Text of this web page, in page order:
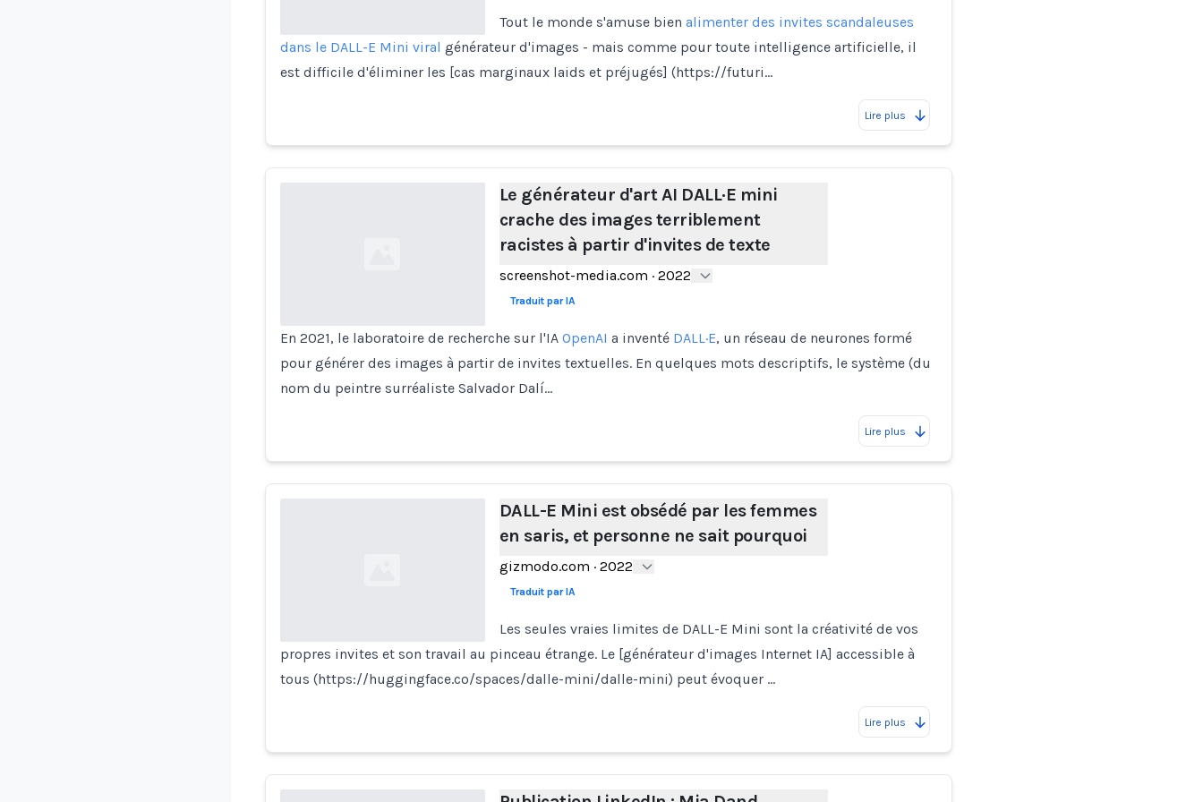
Tout le monde s'amuse bien alimenter des invites scandaleuses
dans le DALL-E Mini viral générateur d'images - mais comme pour toute intelligence artificielle, il
est difficile d'éliminer les [cas marginaux laids et préjugés] (https://futuri…
Lire plus
Le générateur d'art AI DALL·E mini
crache des images terriblement
racistes à partir d'invites de texte
screenshot-media.com · 2022
Traduit par IA
En 2021, le laboratoire de recherche sur l'IA OpenAI a inventé DALL·E, un réseau de neurones formé
pour générer des images à partir de invites textuelles. En quelques mots descriptifs, le système (du
nom du peintre surréaliste Salvador Dalí…
Lire plus
DALL-E Mini est obsédé par les femmes
en saris, et personne ne sait pourquoi
gizmodo.com · 2022
Traduit par IA
Les seules vraies limites de DALL-E Mini sont la créativité de vos
propres invites et son travail au pinceau étrange. Le [générateur d'images Internet IA] accessible à
tous (https://huggingface.co/spaces/dalle-mini/dalle-mini) peut évoquer …
Lire plus